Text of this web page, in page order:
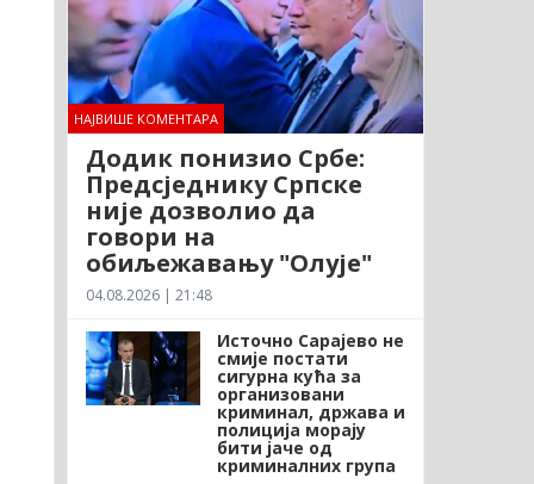
НАЈВИШЕ КОМЕНТАРА
Додик понизио Србе:
Предсједнику Српске
није дозволио да
говори на
обиљежавању "Олује"
04.08.2026 | 21:48
Источно Сарајево не
смије постати
сигурна кућа за
организовани
криминал, држава и
полиција морају
бити јаче од
криминалних група